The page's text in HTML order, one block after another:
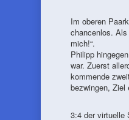
Im oberen
chancenlos.
mich!“.
Philipp
war. Zuerst
kommende
bezwingen, Ziel
3:4 der virtuelle